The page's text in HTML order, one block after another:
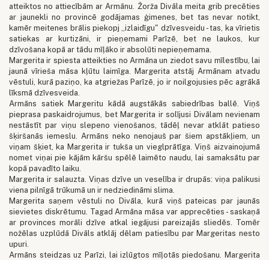
atteiktos no attiecībām ar Armānu. Žorža Divāla meita grib precēties
ar jaunekli no provincē godājamas ģimenes, bet tas nevar notikt,
kamēr meitenes brālis piekopj „izlaidīgu" dzīvesveidu - tas, ka vīrietis
satiekas ar kurtizāni, ir pieņemami Parīzē, bet ne laukos, kur
dzīvošana kopā ar tādu mīļāko ir absolūti nepieņemama.
Margerita ir spiesta atteikties no Armāna un ziedot savu mīlestību, lai
jaunā vīrieša māsa kļūtu laimīga. Margerita atstāj Armānam atvadu
vēstuli, kurā paziņo, ka atgriežas Parīzē, jo ir noilgojusies pēc agrākā
līksmā dzīvesveida.
Armāns satiek Margeritu kādā augstākās sabiedrības ballē. Viņš
pieprasa paskaidrojumus, bet Margerita ir solījusi Divālam nevienam
nestāstīt par viņu slepeno vienošanos, tādēļ nevar atklāt patieso
šķiršanās iemeslu. Armāns neko nenojauš par šiem apstākļiem, un
viņam šķiet, ka Margerita ir tukša un vieglprātīga. Viņš aizvainojumā
nomet viņai pie kājām kāršu spēlē laimēto naudu, lai samaksātu par
kopā pavadīto laiku.
Margerita ir salauzta. Viņas dzīve un veselība ir drupās: viņa palikusi
viena pilnīgā trūkumā un ir nedziedināmi slima.
Margerita saņem vēstuli no Divāla, kurā viņš pateicas par jaunās
sievietes diskrētumu. Tagad Armāna māsa var apprecēties - saskaņā
ar provinces morāli dzīve atkal iegājusi pareizajās sliedēs. Tomēr
nožēlas uzplūdā Divāls atklāj dēlam patiesību par Margeritas nesto
upuri.
Armāns steidzas uz Parīzi, lai izlūgtos mīļotās piedošanu. Margerita